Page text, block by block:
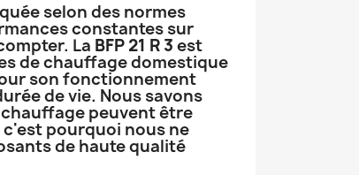
selon des normes
constantes sur
La BFP 21 R 3 est
de chauffage domestique
son fonctionnement
de vie. Nous savons
peuvent être
pourquoi nous ne
de haute qualité